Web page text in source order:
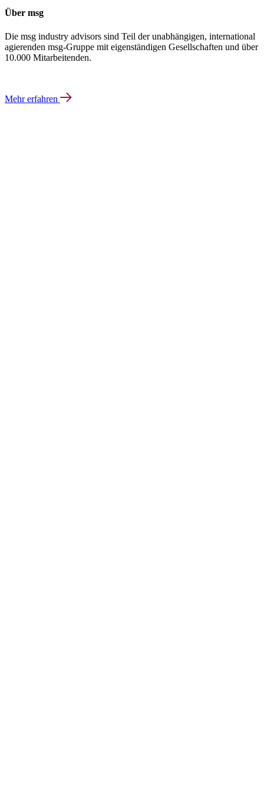
Über msg
Die msg industry advisors sind Teil der unabhängigen, international
agierenden msg-Gruppe mit eigenständigen Gesellschaften und über
10.000 Mitarbeitenden.
Mehr erfahren